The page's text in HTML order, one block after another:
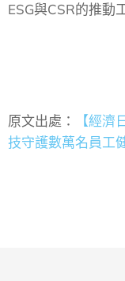
ESG與CSR的推動
原文出處：
【經
技守護數萬名員工